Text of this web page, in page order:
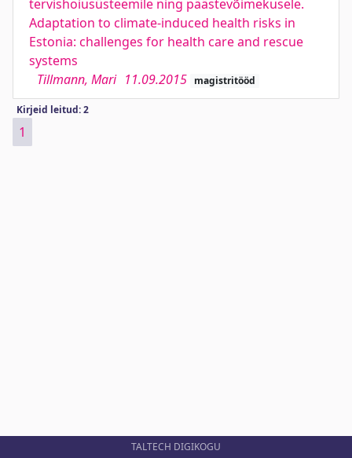
tervishoiusüsteemile ning päästevõimekusele.
Adaptation to climate-induced health risks in
Estonia: challenges for health care and rescue
systems
Tillmann, Mari 11.09.2015 magistritööd
Kirjeid leitud: 2
1
TALTECH DIGIKOGU